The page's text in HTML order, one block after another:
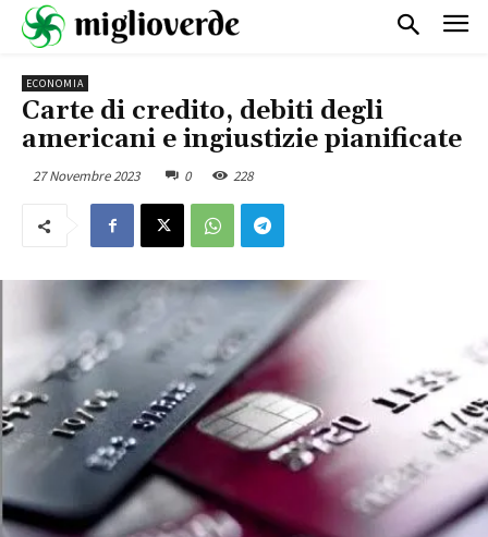
ECONOMIA
Carte di credito, debiti degli
americani e ingiustizie pianificate
27 Novembre 2023 0 228